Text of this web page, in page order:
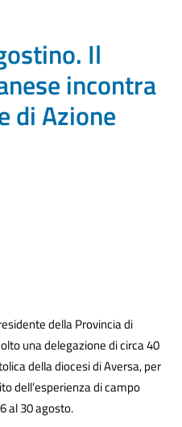
Il
incontra
di Azione
della Provincia di
una delegazione di circa 40
della diocesi di Aversa, per
dell’esperienza di campo
al 30 agosto.